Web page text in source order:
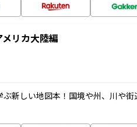
リカ大陸編
新しい地図本！国境や州、川や